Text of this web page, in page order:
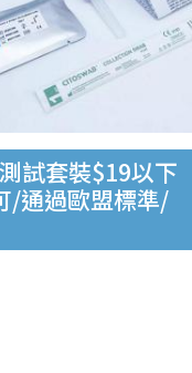
試套裝$19以下
/通過歐盟標準/